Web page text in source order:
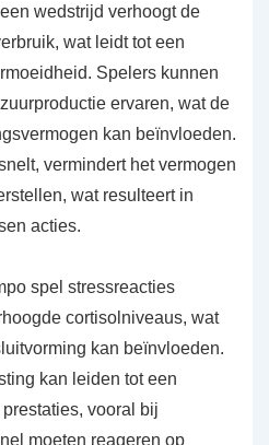
wedstrijd verhoogt de
wat leidt tot een
Spelers kunnen
ervaren, wat de
kan beïnvloeden.
vermindert het vermogen
wat resulteert in
acties.
spel stressreacties
cortisolniveaus, wat
kan beïnvloeden.
kan leiden tot een
vooral bij
moeten reageren op